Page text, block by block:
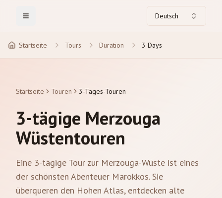
Toggle Menu Deutsch
Startseite Tours Duration 3 Days
Startseite Touren 3-Tages-Touren
3-tägige Merzouga
Wüstentouren
Eine 3-tägige Tour zur Merzouga-Wüste ist eines
der schönsten Abenteuer Marokkos. Sie
überqueren den Hohen Atlas, entdecken alte